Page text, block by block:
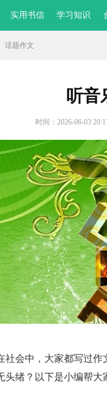
实用书信 学习知识
话题作文
听音
时间：2026-06-03
社会中，大家都写过
头绪？以下是小编帮大